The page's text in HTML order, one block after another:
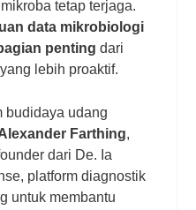
tetap terjaga.
data mikrobiologi
penting dari
lebih proaktif.
budidaya udang
Farthing,
dari De. Ia
platform diagnostik
untuk membantu